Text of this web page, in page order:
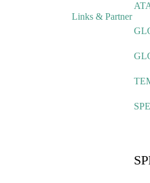
Links & Partner